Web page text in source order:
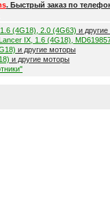
. Быстрый заказ по
(4G18), 2.0 (4G63) и
IX, 1.6 (4G18),
и другие моторы
и другие моторы